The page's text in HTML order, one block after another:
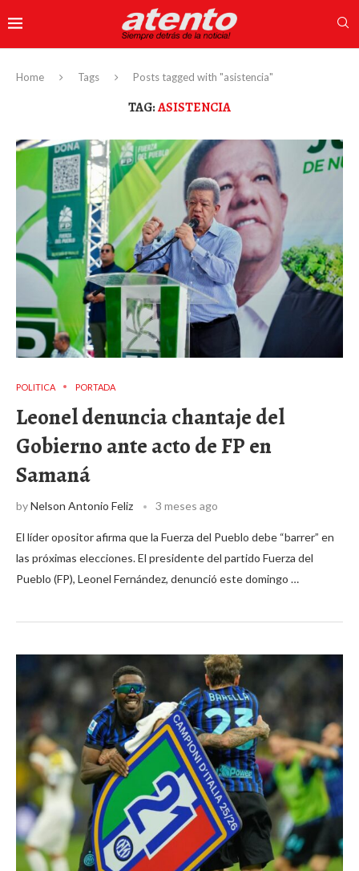
Home Tags Posts tagged with "asistencia"
TAG:ASISTENCIA
POLITICA PORTADA
Leonel denuncia chantaje del
Gobierno ante acto de FP en
Samaná
byNelson Antonio Feliz 3 meses ago
El líder opositor afirma que la Fuerza del Pueblo debe “barrer” en
las próximas elecciones. El presidente del partido Fuerza del
Pueblo (FP), Leonel Fernández, denunció este domingo …